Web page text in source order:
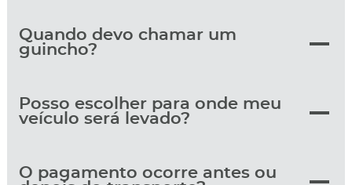
Quando devo chamar um
guincho?
Posso escolher para onde meu
veículo será levado?
O pagamento ocorre antes ou